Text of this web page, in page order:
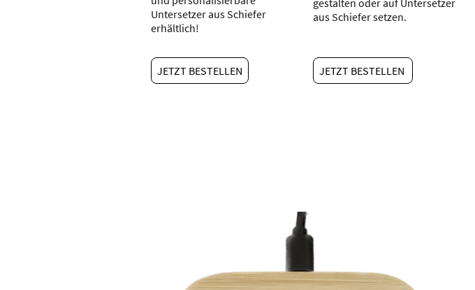
Untersetzer aus Schiefer
erhältlich!
JETZT BESTELLEN
gestalten oder auf Untersetzer
aus Schiefer setzen.
JETZT BESTELLEN